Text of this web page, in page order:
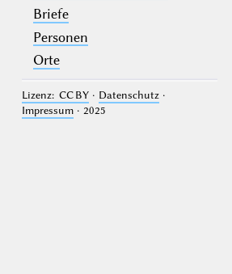
Briefe
Personen
Orte
Lizenz: CC BY· Datenschutz·
Impressum· 2025